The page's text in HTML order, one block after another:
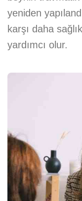
yeniden
karşı daha
yardımcı olur.